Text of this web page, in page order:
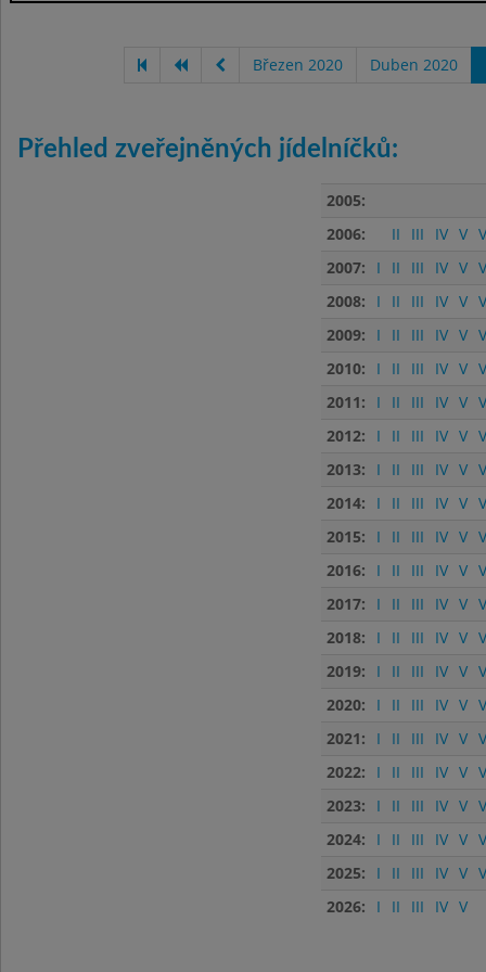
Březen 2020 Duben 2020
Přehled zveřejněných jídelníčků:
2005:
2006:
II III IV V
2007:
I II III IV V
2008:
I II III IV V
2009:
I II III IV V
2010:
I II III IV V
2011:
I II III IV V
2012:
I II III IV V
2013:
I II III IV V
2014:
I II III IV V
2015:
I II III IV V
2016:
I II III IV V
2017:
I II III IV V
2018:
I II III IV V
2019:
I II III IV V
2020:
I II III IV V
2021:
I II III IV V
2022:
I II III IV V
2023:
I II III IV V
2024:
I II III IV V
2025:
I II III IV V
2026:
I II III IV V